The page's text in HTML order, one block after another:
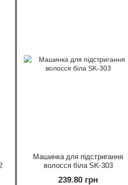
Машинка для підстригання
волосся біла SK-303
239.80 грн